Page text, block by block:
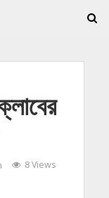
যুবক গ্রেফতার
8 Views